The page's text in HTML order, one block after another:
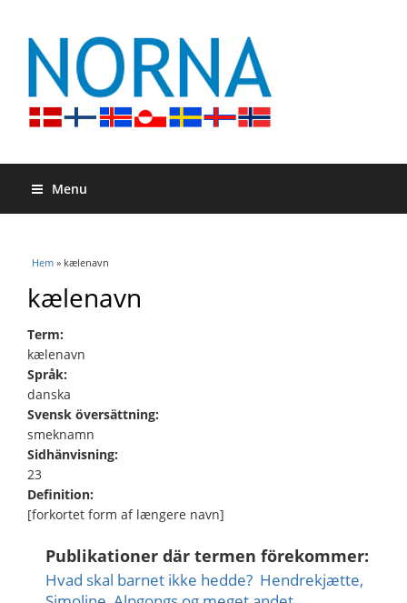
Menu
Du är här
Hem » kælenavn
kælenavn
Term:
kælenavn
Språk:
danska
Svensk översättning:
smeknamn
Sidhänvisning:
23
Definition:
[forkortet form af længere navn]
Publikationer där termen förekommer:
Hvad skal barnet ikke hedde?  Hendrekjætte,